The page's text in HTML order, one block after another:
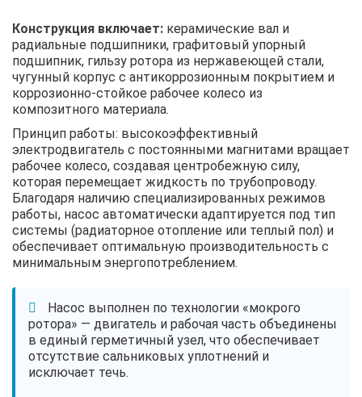
Конструкция включает: керамические вал и
радиальные подшипники, графитовый упорный
подшипник, гильзу ротора из нержавеющей стали,
чугунный корпус с антикоррозионным покрытием и
коррозионно-стойкое рабочее колесо из
композитного материала.
Принцип работы: высокоэффективный
электродвигатель с постоянными магнитами вращает
рабочее колесо, создавая центробежную силу,
которая перемещает жидкость по трубопроводу.
Благодаря наличию специализированных режимов
работы, насос автоматически адаптируется под тип
системы (радиаторное отопление или теплый пол) и
обеспечивает оптимальную производительность с
минимальным энергопотреблением.
Насос выполнен по технологии «мокрого
ротора» — двигатель и рабочая часть объединены
в единый герметичный узел, что обеспечивает
отсутствие сальниковых уплотнений и
исключает течь.